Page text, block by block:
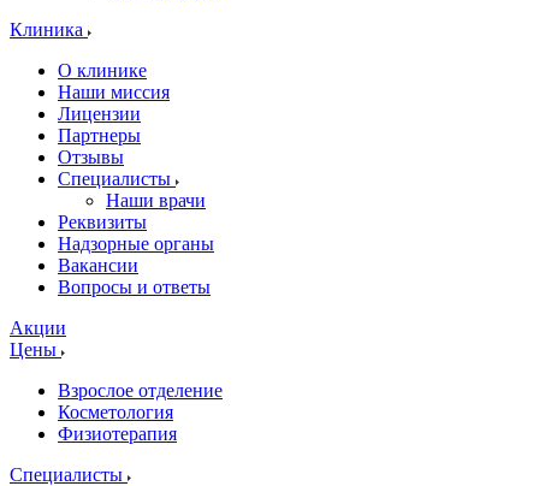
Клиника
О клинике
Наши миссия
Лицензии
Партнеры
Отзывы
Специалисты
Наши врачи
Реквизиты
Надзорные органы
Вакансии
Вопросы и ответы
Акции
Цены
Взрослое отделение
Косметология
Физиотерапия
Специалисты